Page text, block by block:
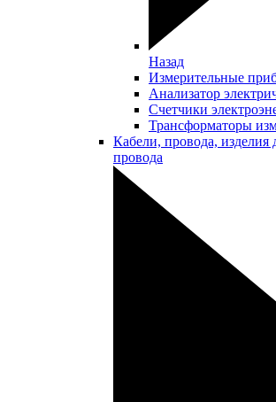
Назад
Измерительные
Анализатор
Счетчики
Трансформаторы
Кабели, провода, изделия
провода